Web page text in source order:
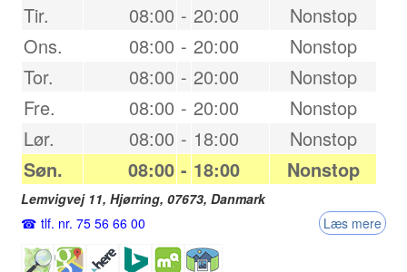
Tir.
08:00 - 20:00
Nonstop
Ons.
08:00 - 20:00
Nonstop
Tor.
08:00 - 20:00
Nonstop
Fre.
08:00 - 20:00
Nonstop
Lør.
08:00 - 18:00
Nonstop
Søn.
08:00 - 18:00 Nonstop
Lemvigvej 11, Hjørring, 07673, Danmark
tlf. nr. 75 56 66 00
Læs mere